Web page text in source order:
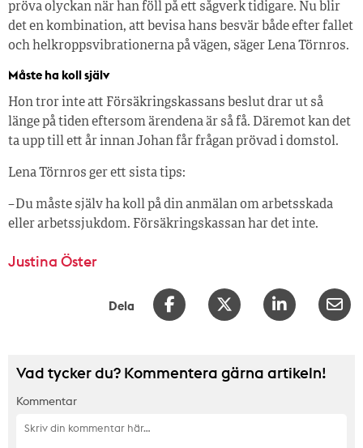
pröva olyckan när han föll på ett sågverk tidigare. Nu blir
det en kombination, att bevisa hans besvär både efter fallet
och helkroppsvibrationerna på vägen, säger Lena Törnros.
Måste ha koll själv
Hon tror inte att Försäkringskassans beslut drar ut så
länge på tiden eftersom ärendena är så få. Däremot kan det
ta upp till ett år innan Johan får frågan prövad i domstol.
Lena Törnros ger ett sista tips:
– Du måste själv ha koll på din anmälan om arbetsskada
eller arbetssjukdom. Försäkringskassan har det inte.
Justina Öster
Dela
Vad tycker du? Kommentera gärna artikeln!
Kommentar